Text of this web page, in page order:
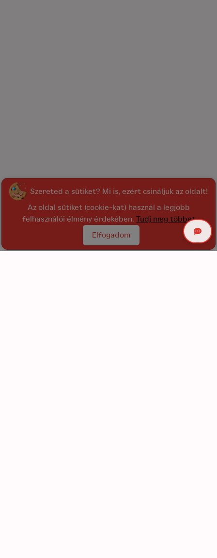
Szereted a sütiket? Mi is, ezért csináljuk az oldalt!
Az oldal sütiket (cookie-kat) használ a legjobb
felhasználói élmény érdekében. Tudj meg többet
Elfogadom